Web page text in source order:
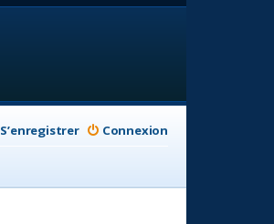
Connexion
S’enregistrer